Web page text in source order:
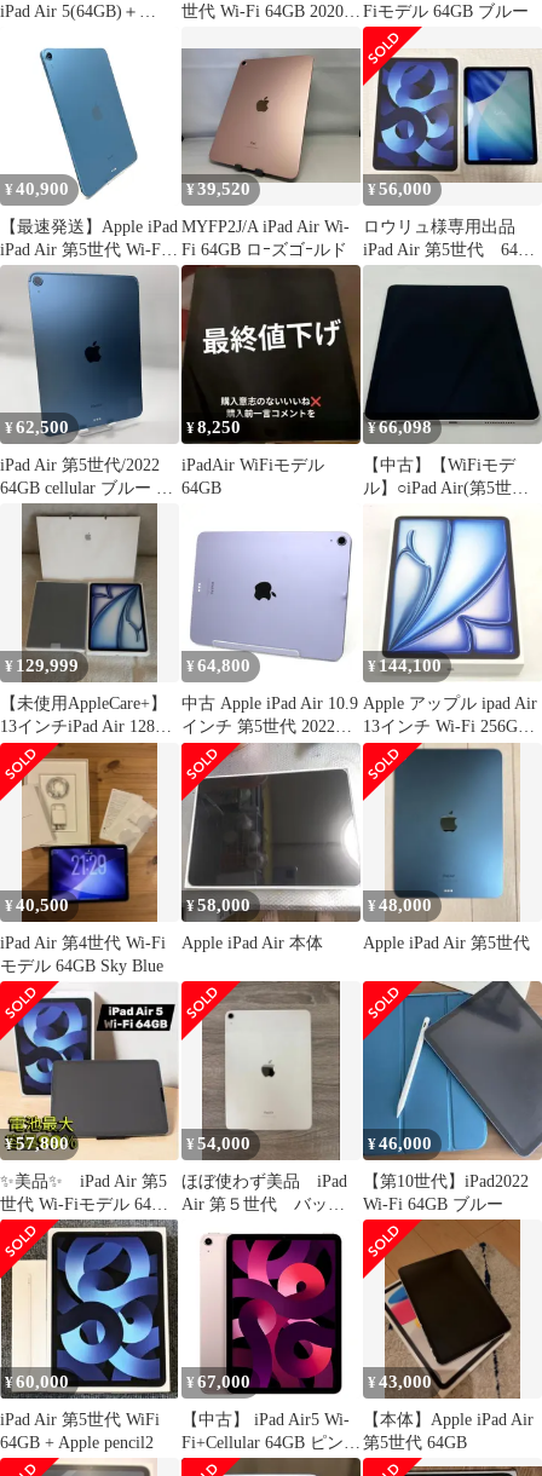
iPad Air 5(64GB)＋
世代 Wi-Fi 64GB 2020年
カイブルー ※中古
Fiモデル 64GB ブルー
¥ 40,900
【最速発送】Apple iPad
iPad Air 第5世代 Wi-Fi
256GB Blue【難有】
¥39,520
MYFP2J/A iPad Air Wi-
Fi 64GB ロｰズゴｰルド
¥56,000
ロウリュ様専用出品
iPad Air 第5世代 64GB
Wi-Fiモデル
¥62,500
iPad Air 第5世代/2022
64GB cellular ブルー 訳
あり ヤケ小 外観Bラン
ク バッテリー93%
¥8,250
iPadAir WiFiモデル
64GB
¥66,098
【中古】【WiFiモデ
ル】○iPad Air(第5世代)
WiFi 64GB(スターライ
ト)[91]
¥ 129,999
【未使用AppleCare+】
13インチiPad Air 128GB
ブルー
¥ 64,800
中古 Apple iPad Air 10.9
インチ 第5世代 2022年
春モデル Wi-Fi 64GB
mme23j-a パープル
【可(C)】
¥144,100
Apple アップル ipad Air
13インチ Wi-Fi 256GB
SIMフリー MCNP4J/A
タブレット #UK2147
¥40,500
iPad Air 第4世代 Wi-Fi
モデル 64GB Sky Blue
¥58,000
Apple iPad Air 本体
¥48,000
Apple iPad Air 第5世代
¥57,800
✨美品✨ iPad Air 第5
世代 Wi-Fiモデル 64GB
M1 ブルー
¥54,000
ほぼ使わず美品 iPad
Air 第５世代 バッテ
¥46,000
【第10世代】iPad2022
Wi-Fi 64GB ブルー
¥60,000
iPad Air 第5世代 WiFi
64GB + Apple pencil2
¥ 67,000
【中古】 iPad Air5 Wi-
Fi+Cellular 64GB ピンク
A2589 2022年 SIMフリ
¥43,000
【本体】Apple iPad Air
第5世代 64GB